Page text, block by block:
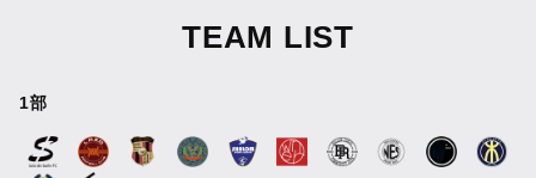
TEAM LIST
1部